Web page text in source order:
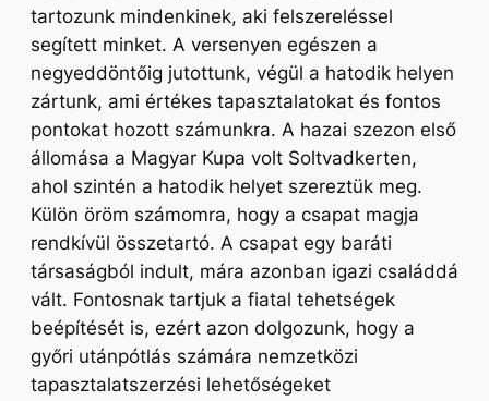
tartozunk mindenkinek, aki felszereléssel
segített minket. A versenyen egészen a
negyeddöntőig jutottunk, végül a hatodik helyen
zártunk, ami értékes tapasztalatokat és fontos
pontokat hozott számunkra. A hazai szezon első
állomása a Magyar Kupa volt Soltvadkerten,
ahol szintén a hatodik helyet szereztük meg.
Külön öröm számomra, hogy a csapat magja
rendkívül összetartó. A csapat egy baráti
társaságból indult, mára azonban igazi családdá
vált. Fontosnak tartjuk a fiatal tehetségek
beépítését is, ezért azon dolgozunk, hogy a
győri utánpótlás számára nemzetközi
tapasztalatszerzési lehetőségeket